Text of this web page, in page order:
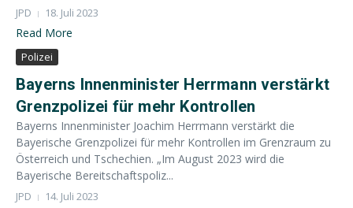
JPD 18. Juli 2023
Read More
Polizei
Bayerns Innenminister Herrmann verstärkt
Grenzpolizei für mehr Kontrollen
Bayerns Innenminister Joachim Herrmann verstärkt die
Bayerische Grenzpolizei für mehr Kontrollen im Grenzraum zu
Österreich und Tschechien. „Im August 2023 wird die
Bayerische Bereitschaftspoliz...
JPD 14. Juli 2023